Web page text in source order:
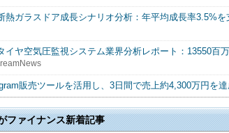
熱ガラスドア成長シナリオ分析：年平均成長率3.5%を
イヤ空気圧監視システム業界分析レポート：13550百
販売ツールを活用し、3日間で売上約4,300万円を
ファイナンス新着記事